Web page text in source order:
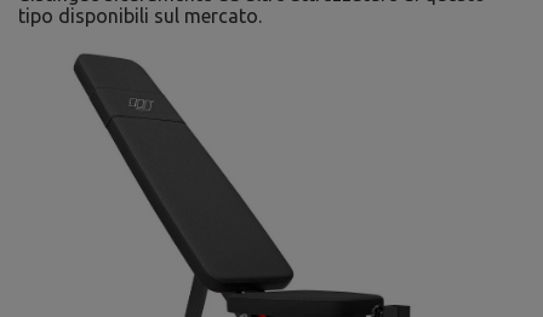
tipo disponibili sul mercato.